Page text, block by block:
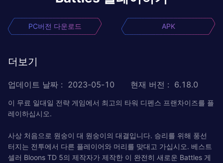
PC버전 다운로드 APK
더보기
업데이트 날짜 : 2023-05-10 현재 버전 : 6.18.0
이 무료 일대일 전략 게임에서 최고의 타워 디펜스 프랜차이즈를 플
레이하십시오.
사상 처음으로 원숭이 대 원숭이의 대결입니다. 승리를 위해 풍선
터지는 전투에서 다른 플레이어와 머리를 맞대고 가십시오. 베스트
셀러 Bloons TD 5의 제작자가 제작한 이 완전히 새로운 Battles 게